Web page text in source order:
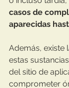
casos de
aparecidas
Además, existe
estas
del sitio de
comprometer